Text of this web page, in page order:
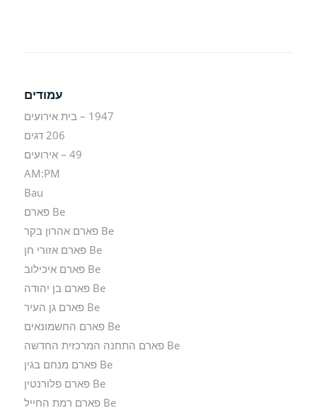
עמודים
1947 – בית אירועים
206 דגים
49 – אירועים
AM:PM
Bau
Be פארם
Be פארם אהרון בקר
Be פארם אזורי חן
Be פארם איכילוב
Be פארם בן יהודה
Be פארם גן העיר
Be פארם החשמונאים
Be פארם התחנה המרכזית החדשה
Be פארם מנחם בגין
Be פארם פלורנטין
Be פארם רמת החייל